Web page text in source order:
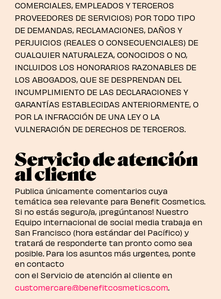
COMERCIALES, EMPLEADOS Y TERCEROS
PROVEEDORES DE SERVICIOS) POR TODO TIPO
DE DEMANDAS, RECLAMACIONES, DAÑOS Y
PERJUICIOS (REALES O CONSECUENCIALES) DE
CUALQUIER NATURALEZA, CONOCIDOS O NO,
INCLUIDOS LOS HONORARIOS RAZONABLES DE
LOS ABOGADOS, QUE SE DESPRENDAN DEL
INCUMPLIMIENTO DE LAS DECLARACIONES Y
GARANTÍAS ESTABLECIDAS ANTERIORMENTE, O
POR LA INFRACCIÓN DE UNA LEY O LA
VULNERACIÓN DE DERECHOS DE TERCEROS.
Servicio de atención
al cliente
Publica únicamente comentarios cuya
temática sea relevante para Benefit Cosmetics.
Si no estás seguro/a, ¡pregúntanos! Nuestro
Equipo internacional de social media trabaja en
San Francisco (hora estándar del Pacífico) y
tratará de responderte tan pronto como sea
posible. Para los asuntos más urgentes, ponte
en contacto
con el Servicio de atención al cliente en
customercare@benefitcosmetics.com.